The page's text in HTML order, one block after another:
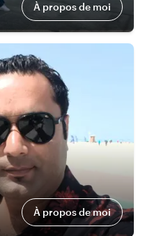
À propos de moi
À propos de moi